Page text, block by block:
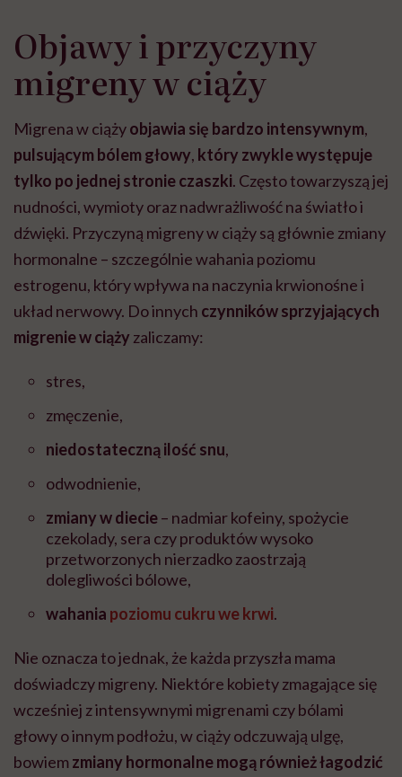
Objawy i przyczyny
migreny w ciąży
Migrena w ciążyobjawia się bardzo intensywnym,
pulsującym bólem głowy, który zwykle występuje
tylko po jednej stronie czaszki. Często towarzyszą jej
nudności, wymioty oraz nadwrażliwość na światło i
dźwięki. Przyczyną migreny w ciąży są głównie zmiany
hormonalne – szczególnie wahania poziomu
estrogenu, który wpływa na naczynia krwionośne i
układ nerwowy. Do innych czynników sprzyjających
migrenie w ciąży zaliczamy:
stres,
zmęczenie,
niedostateczną ilość snu,
odwodnienie,
zmiany w diecie– nadmiar kofeiny, spożycie
czekolady, sera czy produktów wysoko
przetworzonych nierzadko zaostrzają
dolegliwości bólowe,
wahania poziomu cukru we krwi.
Nie oznacza to jednak, że każda przyszła mama
doświadczy migreny. Niektóre kobiety zmagające się
wcześniej z intensywnymi migrenami czy bólami
głowy o innym podłożu, w ciąży odczuwają ulgę,
bowiemzmiany hormonalne mogą również łagodzić